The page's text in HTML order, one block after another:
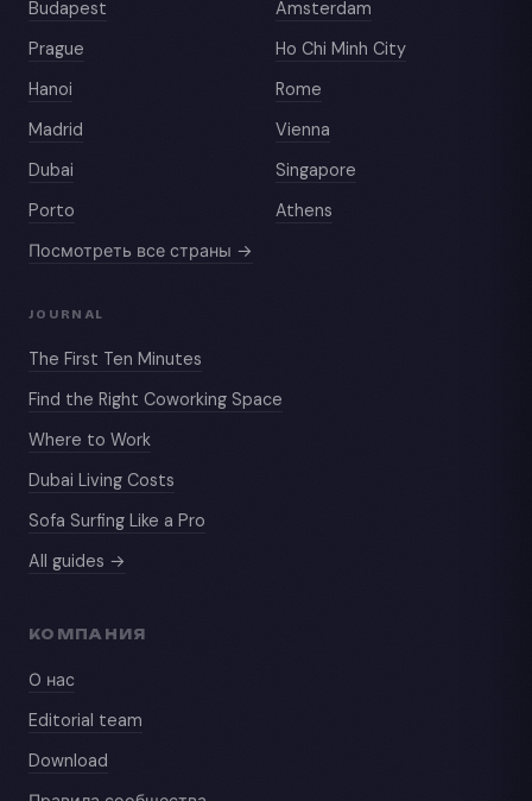
Budapest
Amsterdam
Prague
Ho Chi Minh City
Hanoi
Rome
Madrid
Vienna
Dubai
Singapore
Porto
Athens
Посмотреть все страны →
JOURNAL
The First Ten Minutes
Find the Right Coworking Space
Where to Work
Dubai Living Costs
Sofa Surfing Like a Pro
All guides →
КОМПАНИЯ
О нас
Editorial team
Download